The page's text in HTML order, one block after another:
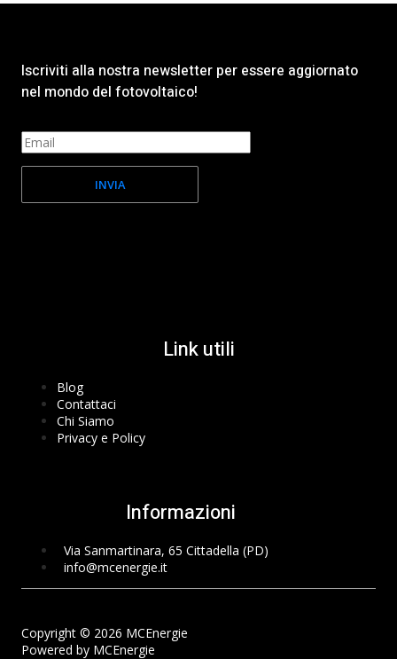
Iscriviti alla nostra newsletter per essere aggiornato
nel mondo del fotovoltaico!
INVIA
Link utili
Blog
Contattaci
Chi Siamo
Privacy e Policy
Informazioni
Via Sanmartinara, 65 Cittadella (PD)
info@mcenergie.it
Copyright © 2026 MCEnergie
Powered by MCEnergie